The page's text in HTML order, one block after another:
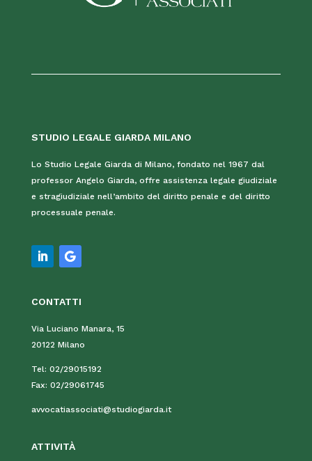
STUDIO LEGALE GIARDA MILANO
Lo Studio Legale Giarda di Milano, fondato nel 1967 dal
professor Angelo Giarda, offre assistenza legale giudiziale
e stragiudiziale nell’ambito del diritto penale e del diritto
processuale penale.
CONTATTI
Via Luciano Manara, 15
20122 Milano
Tel: 02/29015192
Fax: 02/29061745
avvocatiassociati@studiogiarda.it
ATTIVITÀ